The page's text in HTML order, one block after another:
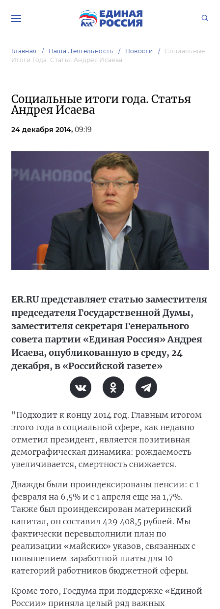
Главная Наша Деятельность Новости
Социальные
Итоги Года. Статья Андрея Исаева
Социальные итоги года. Статья
Андрея Исаева
24 декабря 2014, 09:19
ER.RU представляет статью заместителя
председателя Государственной Думы,
заместителя секретаря Генерального
совета партии «Единая Россия» Андрея
Исаева, опубликованную в среду, 24
декабря, в «Российской газете»
"Подходит к концу 2014 год. Главным итогом
этого года в социальной сфере, как недавно
отметил президент, является позитивная
демографическая динамика: рождаемость
увеличивается, смертность снижается.
Дважды были проиндексированы пенсии: с 1
февраля на 6,5% и с 1 апреля еще на 1,7%.
Также был проиндексирован материнский
капитал, он составил 429 408,5 рублей. Мы
фактически перевыполнили план по
реализации «майских» указов, связанных с
повышением заработной платы для 10
категорий работников бюджетной сферы.
Кроме того, Госдума при поддержке «Единой
России» приняла целый ряд важных